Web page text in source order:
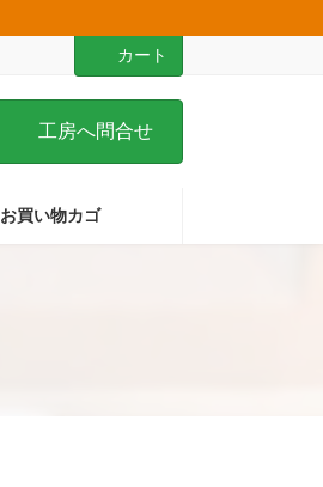
カート
工房へ問合せ
お買い物カゴ